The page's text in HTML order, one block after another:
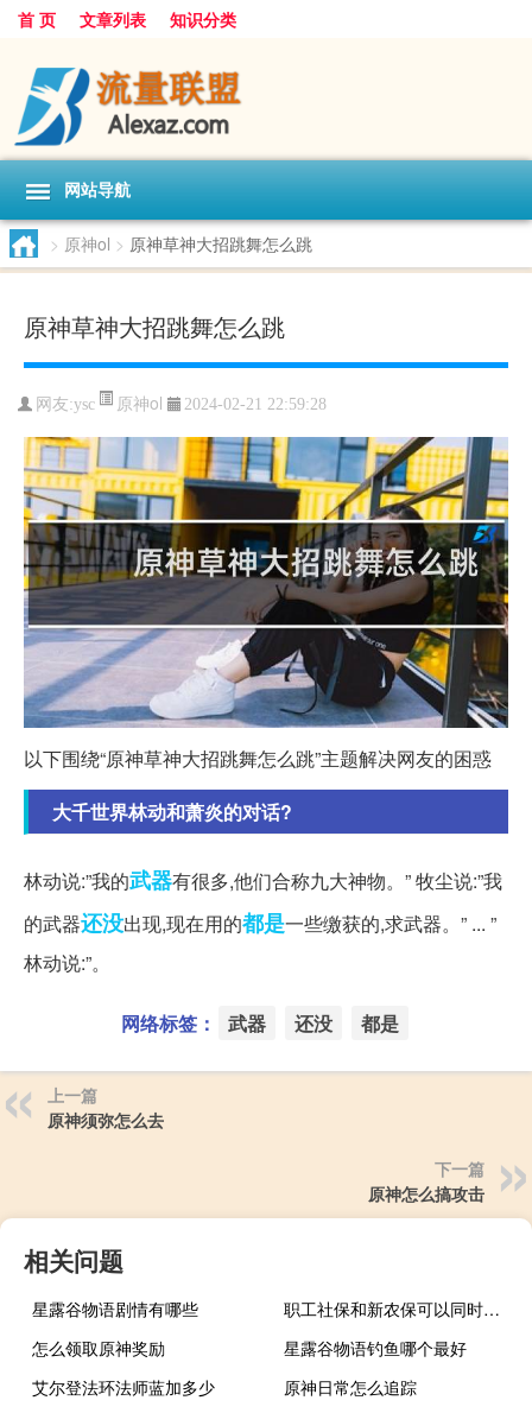
首 页 文章列表 知识分类
网站导航
> 原神ol > 原神草神大招跳舞怎么跳
原神草神大招跳舞怎么跳
网友:ysc 原神ol 2024-02-21 22:59:28
以下围绕“原神草神大招跳舞怎么跳”主题解决网友的困惑
大千世界林动和萧炎的对话?
林动说:”我的武器有很多,他们合称九大神物。” 牧尘说:”我
的武器还没出现,现在用的都是一些缴获的,求武器。” ... ”
林动说:”。
网络标签： 武器 还没 都是
上一篇
原神须弥怎么去
下一篇
原神怎么搞攻击
相关问题
星露谷物语剧情有哪些
职工社保和新农保可以同时缴纳吗（新农保和社保可以同时交）
怎么领取原神奖励
星露谷物语钓鱼哪个最好
艾尔登法环法师蓝加多少
原神日常怎么追踪